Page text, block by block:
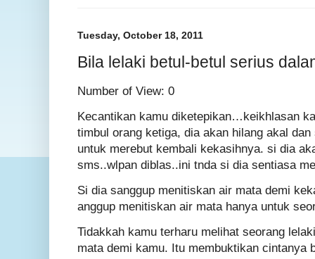
Tuesday, October 18, 2011
Bila lelaki betul-betul serius
Number of View: 0
Kecantikan kamu diketepikan…keikhlasan
timbul orang ketiga, dia akan hilang akal
untuk merebut kembali kekasihnya. si dia
sms..wlpan diblas..ini tnda si dia sentiasa
Si dia sanggup menitiskan air mata demi
anggup menitiskan air mata hanya untuk
Tidakkah kamu terharu melihat seorang
mata demi kamu. Itu membuktikan cintanya